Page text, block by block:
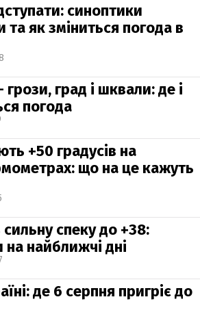
синоптики
та як зміниться погода в
грози, град і шквали: де і
погода
+50 градусів на
що на це кажуть
спеку до +38:
на найближчі дні
де 6 серпня пригріє до